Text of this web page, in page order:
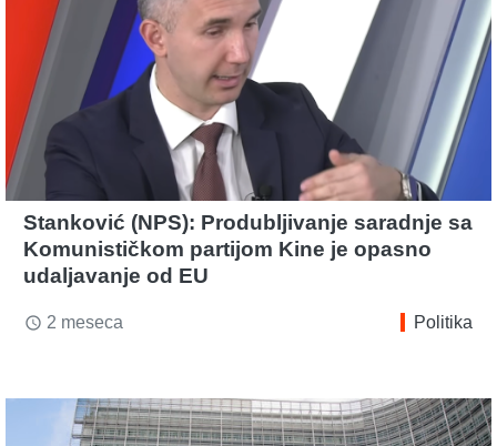
Stanković (NPS): Produbljivanje saradnje sa
Komunističkom partijom Kine je opasno
udaljavanje od EU
access_time 2 meseca Politika